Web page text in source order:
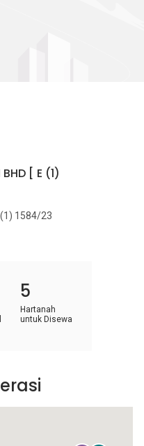
BHD [ E (1)
(1) 1584/23
5
Hartanah
untuk Disewa